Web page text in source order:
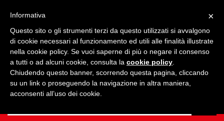
×
Informativa
Questo sito o gli strumenti terzi da questo utilizzati si avvalgono
di cookie necessari al funzionamento ed utili alle finalità illustrate
nella cookie policy. Se vuoi saperne di più o negare il consenso
a tutti o ad alcuni cookie, consulta la cookie policy
Chiudendo questo banner, scorrendo questa pagina, cliccando
su un link o proseguendo la navigazione in altra maniera,
acconsenti all’uso dei cookie.